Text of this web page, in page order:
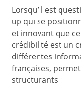
Lorsqu’il est
up qui se
et innovant que
crédibilité est un
différentes
françaises,
structurants :